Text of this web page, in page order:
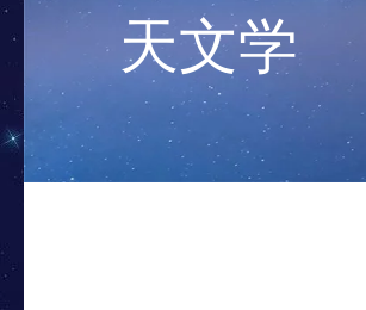
天文学